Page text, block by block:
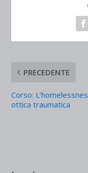
PRECEDENTE
Corso:
ottica traumatica